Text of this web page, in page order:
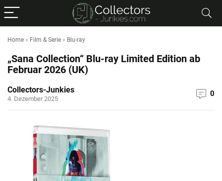
Home » Film & Serie » Blu-ray
„Sana Collection“ Blu-ray Limited Edition ab
Februar 2026 (UK)
Collectors-Junkies
4. Dezember 2025
0